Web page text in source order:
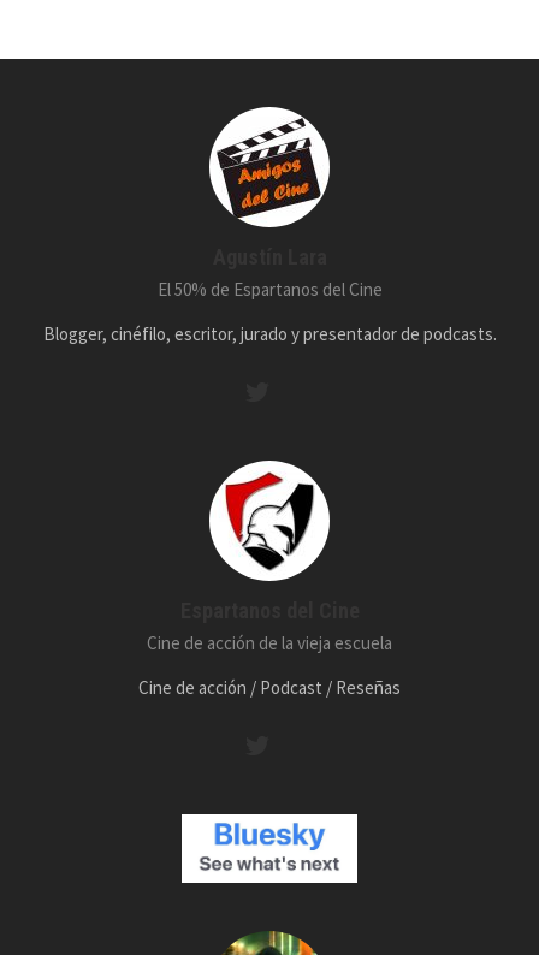
El 50% de Espartanos del Cine
Blogger, cinéfilo, escritor, jurado y presentador de podcasts.
Cine de acción de la vieja escuela
Cine de acción / Podcast / Reseñas